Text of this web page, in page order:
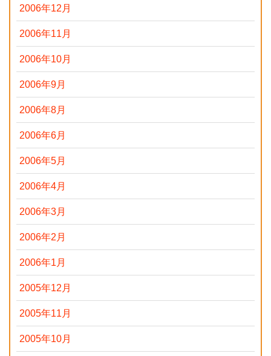
2006年12月
2006年11月
2006年10月
2006年9月
2006年8月
2006年6月
2006年5月
2006年4月
2006年3月
2006年2月
2006年1月
2005年12月
2005年11月
2005年10月